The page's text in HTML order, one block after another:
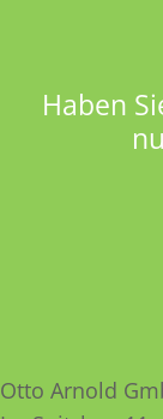
Haben
Otto Arnold